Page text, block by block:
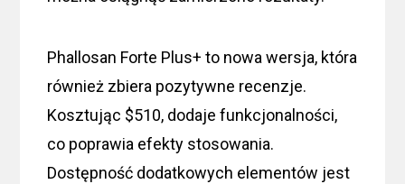
Phallosan Forte Plus+ to nowa wersja, która
również zbiera pozytywne recenzje.
Kosztując $510, dodaje funkcjonalności,
co poprawia efekty stosowania.
Dostępność dodatkowych elementów jest